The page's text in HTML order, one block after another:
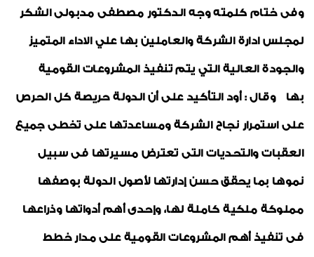
وفى ختام كلمته وجه الدكتور مصطفى مدبولى الشكر
لمجلس ادارة الشركة والعاملين بها علي الاداء المتميز
والجودة العالية التي يتم تنفيذ المشروعات القومية
بها وقال : أود التأكيد على أن الدولة حريصة كل الحرص
على استمرار نجاح الشركة ومساعدتها على تخطى جميع
العقبات والتحديات التى تعترض مسيرتها فى سبيل
نموها بما يحقق حسن إدارتها لأصول الدولة بوصفها
مملوكة ملكية كاملة لها، وإحدى أهم أدواتها وذراعها
فى تنفيذ أهم المشروعات القومية على مدار خطط